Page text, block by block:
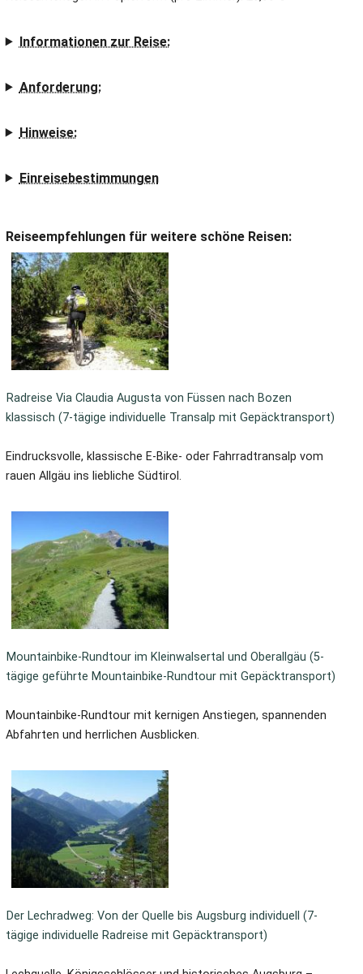
Informationen zur Reise:
Anforderung:
Hinweise:
Einreisebestimmungen
Reiseempfehlungen für weitere schöne Reisen:
Radreise Via Claudia Augusta von Füssen nach Bozen
klassisch (7-tägige individuelle Transalp mit Gepäcktransport)
Eindrucksvolle, klassische E-Bike- oder Fahrradtransalp vom
rauen Allgäu ins liebliche Südtirol.
Mountainbike-Rundtour im Kleinwalsertal und Oberallgäu (5-
tägige geführte Mountainbike-Rundtour mit Gepäcktransport)
Mountainbike-Rundtour mit kernigen Anstiegen, spannenden
Abfahrten und herrlichen Ausblicken.
Der Lechradweg: Von der Quelle bis Augsburg individuell (7-
tägige individuelle Radreise mit Gepäcktransport)